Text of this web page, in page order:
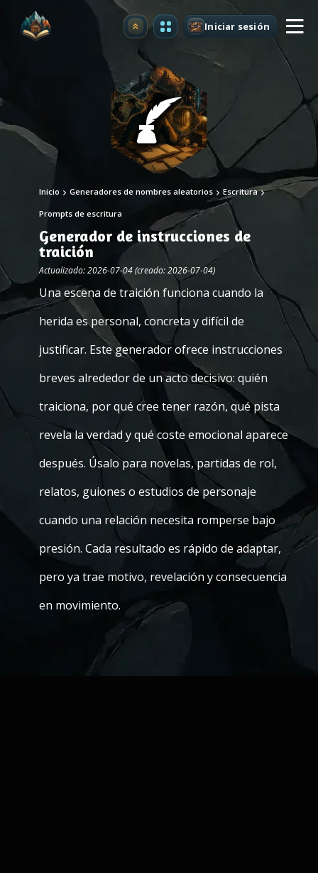
Mejorar Iniciar sesión
Inicio Generadores de nombres aleatorios Escritura
Prompts de escritura
Generador de instrucciones de
traición
Actualizado: 2026-07-04 (creado: 2026-07-04)
Una escena de traición funciona cuando la
herida es personal, concreta y difícil de
justificar. Este generador ofrece instrucciones
breves alrededor de un acto decisivo: quién
traiciona, por qué cree tener razón, qué pista
revela la verdad y qué coste emocional aparece
después. Úsalo para novelas, partidas de rol,
relatos, guiones o estudios de personaje
cuando una relación necesita romperse bajo
presión. Cada resultado es rápido de adaptar,
pero ya trae motivo, revelación y consecuencia
en movimiento.